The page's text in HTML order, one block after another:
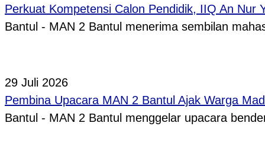
Perkuat Kompetensi Calon Pendidik, IIQ An Nur
Bantul - MAN 2 Bantul menerima sembilan
29 Juli 2026
Pembina Upacara MAN 2 Bantul Ajak Warga
Bantul - MAN 2 Bantul menggelar upacara